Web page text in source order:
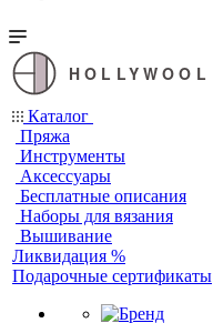
HOLLYWOOL
Каталог
Пряжа
Инструменты
Аксессуары
Бесплатные описания
Наборы для вязания
Вышивание
Ликвидация %
Подарочные сертификаты